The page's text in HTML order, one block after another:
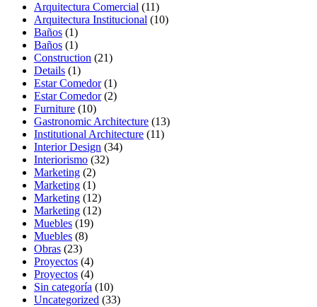
Arquitectura Comercial (11)
Arquitectura Institucional (10)
Baños (1)
Baños (1)
Construction (21)
Details (1)
Estar Comedor(1)
Estar Comedor(2)
Furniture (10)
Gastronomic Architecture (13)
Institutional Architecture (11)
Interior Design (34)
Interiorismo (32)
Marketing (2)
Marketing (1)
Marketing (12)
Marketing (12)
Muebles (19)
Muebles (8)
Obras (23)
Proyectos (4)
Proyectos (4)
Sin categoría (10)
Uncategorized (33)